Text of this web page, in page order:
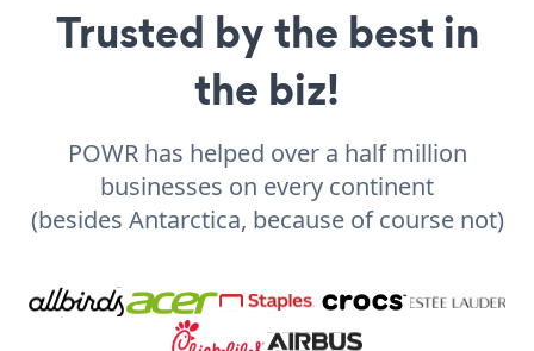
Trusted by the best in
the biz!
POWR has helped over a half million
businesses on every continent
(besides Antarctica, because of course not)